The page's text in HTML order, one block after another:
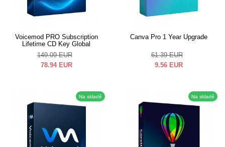
Voicemod PRO Subscription
Lifetime CD Key Global
149.09 EUR
78.94 EUR
Canva Pro 1 Year Upgrade
61.39 EUR
9.56 EUR
Na skladě Na skladě